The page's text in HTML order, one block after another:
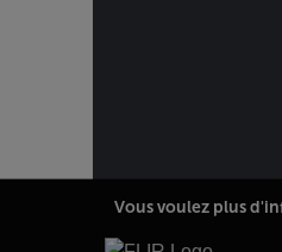
Vous voulez plus